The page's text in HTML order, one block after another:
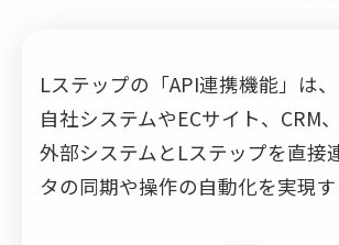
Lステップの「API連携機能」は、
自社システムやECサイト、CRM
外部システムとLステップを直接
タの同期や操作の自動化を実現す